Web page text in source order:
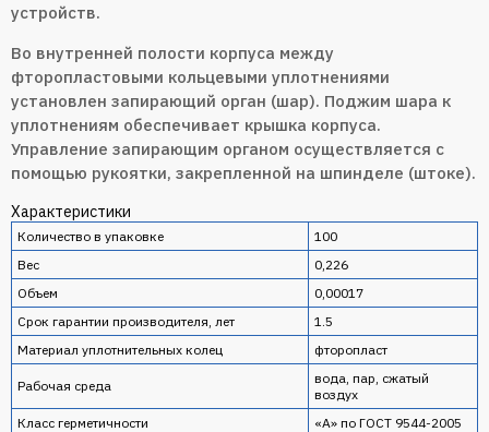
устройств.
Во внутренней полости корпуса между
фторопластовыми кольцевыми уплотнениями
установлен запирающий орган (шар). Поджим шара к
уплотнениям обеспечивает крышка корпуса.
Управление запирающим органом осуществляется с
помощью рукоятки, закрепленной на шпинделе (штоке).
Характеристики
Количество в упаковке
100
Вес
0,226
Объем
0,00017
Срок гарантии производителя, лет
1.5
Материал уплотнительных колец
фторопласт
Рабочая среда
вода, пар, сжатый
воздух
Класс герметичности
«А» по ГОСТ 9544-2005